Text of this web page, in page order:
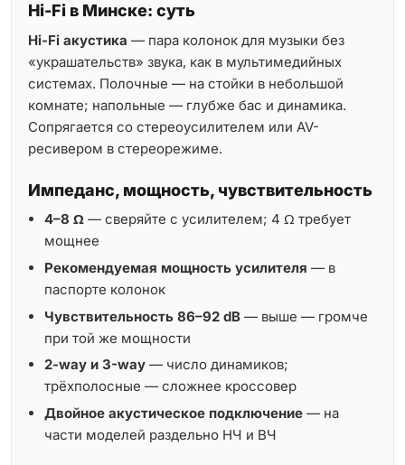
Hi-Fi в Минске: суть
Hi-Fi акустика — пара колонок для музыки без
«украшательств» звука, как в мультимедийных
системах. Полочные — на стойки в небольшой
комнате; напольные — глубже бас и динамика.
Сопрягается со стереоусилителем или AV-
ресивером в стереорежиме.
Импеданс, мощность, чувствительность
4–8 Ω — сверяйте с усилителем; 4 Ω требует
мощнее
Рекомендуемая мощность усилителя — в
паспорте колонок
Чувствительность 86–92 dB — выше — громче
при той же мощности
2-way и 3-way — число динамиков;
трёхполосные — сложнее кроссовер
Двойное акустическое подключение — на
части моделей раздельно НЧ и ВЧ